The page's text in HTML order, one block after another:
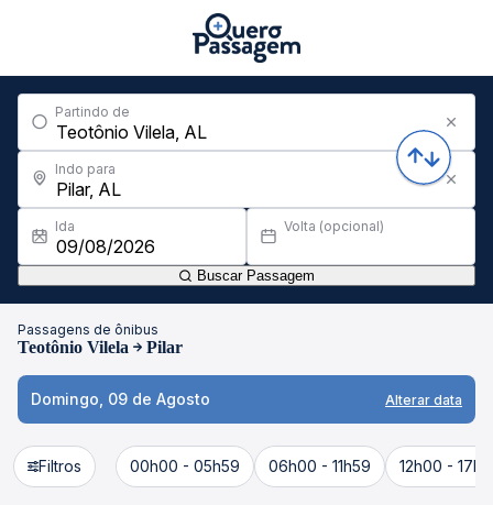
Partindo de
Indo para
Ida Volta (opcional)
Buscar Passagem
Passagens de ônibus
Teotônio Vilela Pilar
Domingo, 09 de Agosto Alterar data
Filtros 00h00 - 05h59 06h00 - 11h59 12h00 -